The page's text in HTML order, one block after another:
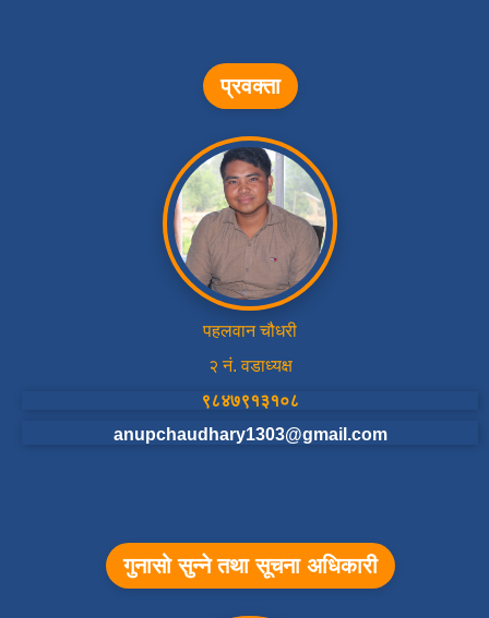
प्रवक्ता
पहलवान चौधरी
२ नं. वडाध्यक्ष
९८४७९१३१०८
anupchaudhary1303@gmail.com
गुनासो सुन्ने तथा सूचना अधिकारी